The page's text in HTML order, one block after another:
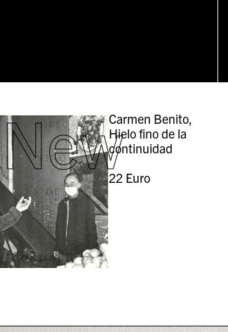
NewCarmen Benito,
Hielo fino de la
continuidad
22 Euro